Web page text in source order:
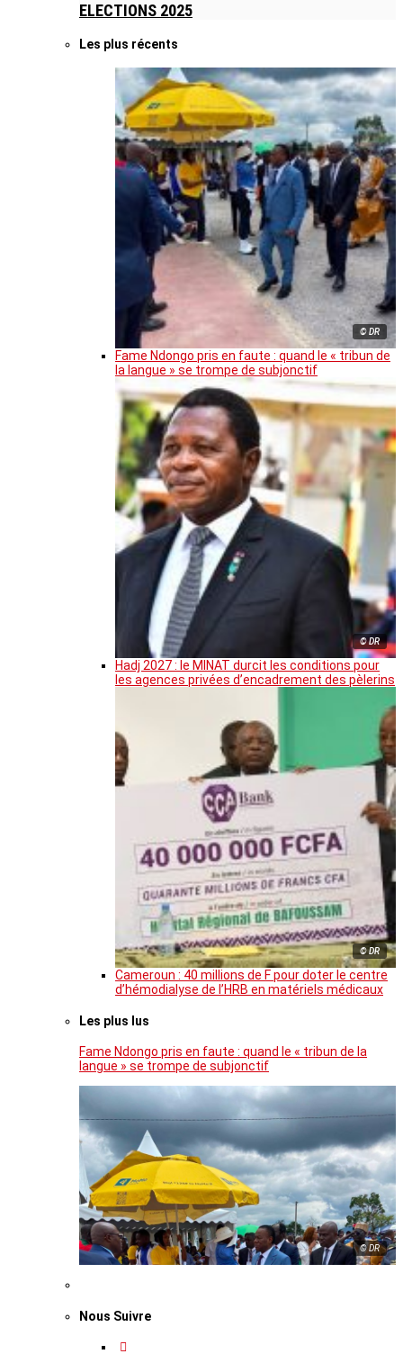
ELECTIONS 2025
Les plus récents
© DR
Fame Ndongo pris en faute : quand le « tribun de
la langue » se trompe de subjonctif
© DR
Hadj 2027 : le MINAT durcit les conditions pour
les agences privées d’encadrement des pèlerins
© DR
Cameroun : 40 millions de F pour doter le centre
d’hémodialyse de l’HRB en matériels médicaux
Les plus lus
Fame Ndongo pris en faute : quand le « tribun de la
langue » se trompe de subjonctif
© DR
Nous Suivre